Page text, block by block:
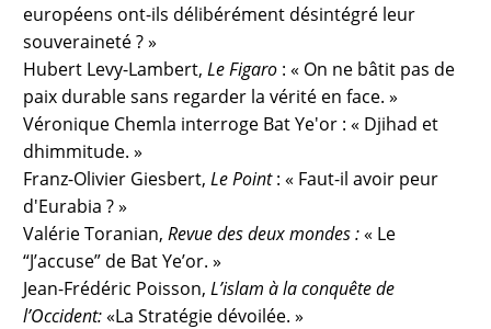
européens ont-ils délibérément désintégré leur
souveraineté ? »
Hubert Levy-Lambert,Le Figaro : « On ne bâtit pas de
paix durable sans regarder la vérité en face. »
Véronique Chemla interroge Bat Ye'or : « Djihad et
dhimmitude. »
Franz-Olivier Giesbert,Le Point: « Faut-il avoir peur
d'Eurabia ? »
Valérie Toranian,Revue des deux mondes :« Le
“J’accuse” de Bat Ye’or. »
Jean-Frédéric Poisson,L’islam à la conquête de
l’Occident:«La Stratégie dévoilée. »